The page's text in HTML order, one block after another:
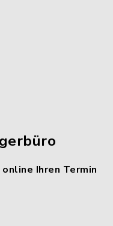
Ihren Termin